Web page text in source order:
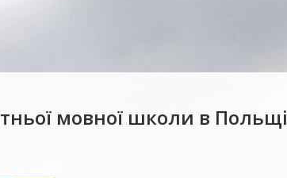
мовної школи в Польщі